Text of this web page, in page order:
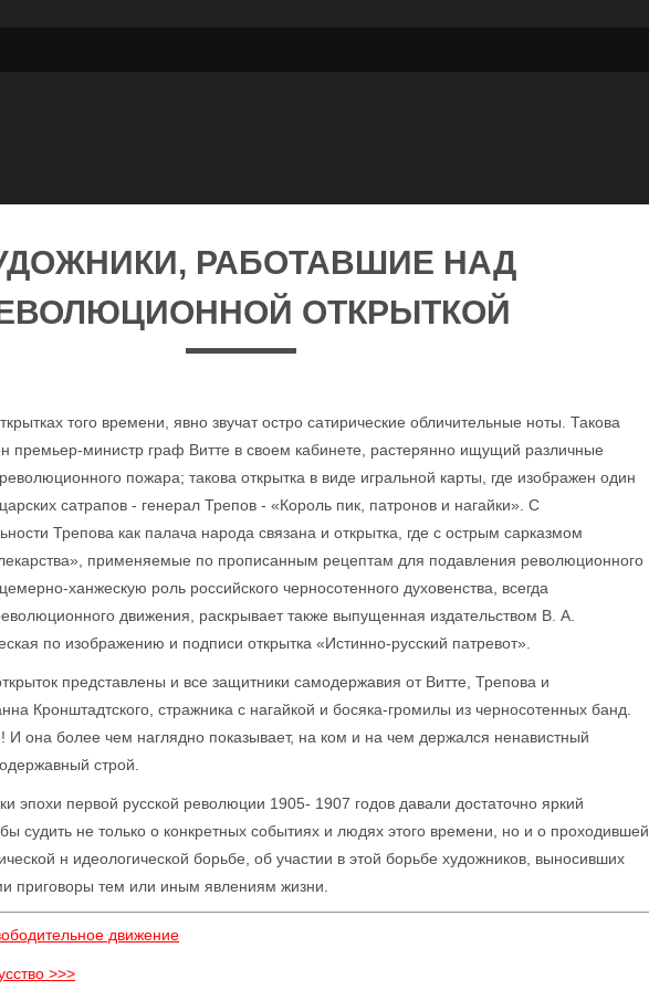
РАБОТАВШИЕ НАД
ОТКРЫТКОЙ
того времени, явно звучат остро сатирические обличительные ноты. Такова
премьер-министр граф Витте в своем кабинете, растерянно ищущий различные
пожара; такова открытка в виде игральной карты, где изображен один
сатрапов - генерал Трепов - «Король пик, патронов и нагайки». С
Трепова как палача народа связана и открытка, где с острым сарказмом
применяемые по прописанным рецептам для подавления революционного
ханжескую роль российского черносотенного духовенства, всегда
движения, раскрывает также выпущенная издательством В. А.
по изображению и подписи открытка «Истинно-русский патревот».
представлены и все защитники самодержавия от Витте, Трепова и
Кронштадтского, стражника с нагайкой и босяка-громилы из черносотенных банд.
И она более чем наглядно показывает, на ком и на чем держался ненавистный
строй.
эпохи первой русской революции 1905- 1907 годов давали достаточно яркий
судить не только о конкретных событиях и людях этого времени, но и о проходившей
н идеологической борьбе, об участии в этой борьбе художников, выносивших
приговоры тем или иным явлениям жизни.
движение
>>>